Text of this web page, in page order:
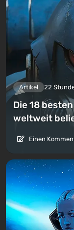
Artikel 22
Die 18
weltweit
Einen